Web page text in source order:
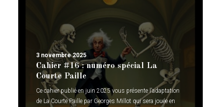
3 novembre 2025
Cahier #16 : numéro spécial La
Courte Paille
Ce cahier publié en juin 2025 vous présente l’adaptation
de La Courte Paille par Georges Millot qui sera jouée en